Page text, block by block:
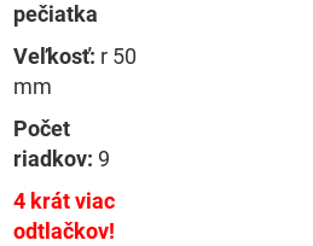
pečiatka
Veľkosť: r 50
mm
Počet
riadkov: 9
4 krát viac
odtlačkov!